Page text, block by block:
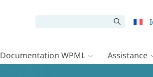
Documentation WPML Assistance